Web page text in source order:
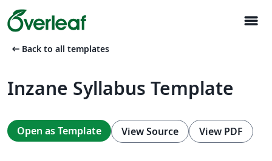
menu
arrow_left_alt Back to all templates
Inzane Syllabus Template
Open as Template View Source View PDF